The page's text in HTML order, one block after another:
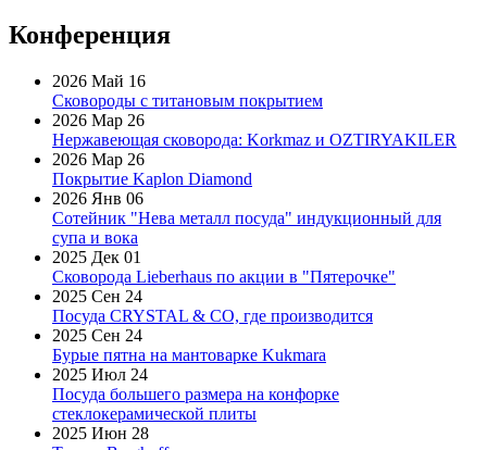
Конференция
2026 Май 16
Сковороды с титановым покрытием
2026 Мар 26
Нержавеющая сковорода: Korkmaz и OZTIRYAKILER
2026 Мар 26
Покрытие Kaplon Diamond
2026 Янв 06
Сотейник "Нева металл посуда" индукционный для
супа и вока
2025 Дек 01
Сковорода Lieberhaus по акции в "Пятерочке"
2025 Сен 24
Посуда CRYSTAL & CO, где производится
2025 Сен 24
Бурые пятна на мантоварке Kukmara
2025 Июл 24
Посуда большего размера на конфорке
стеклокерамической плиты
2025 Июн 28